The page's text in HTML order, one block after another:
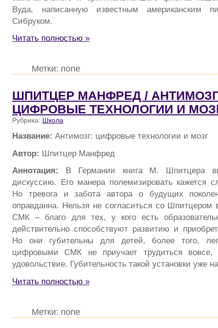
Вуда, написанную известным американским
Сибруком.
Читать полностью »
Метки: none
ШПИТЦЕР МАНФРЕД /
ЦИФРОВЫЕ ТЕХНОЛОГИИ И
Рубрика: Школа
Название: Антимозг: цифровые технологии и мозг
Автор: Шпитцер Манфред
Аннотация: В Германии книга М. Шпитцера
дискуссию. Его манера полемизировать кажется
Но тревога и забота автора о будущих
оправданна. Нельзя не согласиться со
СМК – благо для тех, у кого есть
действительно способствуют развитию и
Но они губительны для детей, более того,
цифровыми СМК не приучает трудиться вовсе,
удовольствие. Губительность такой установки уже
Читать полностью »
Метки: none